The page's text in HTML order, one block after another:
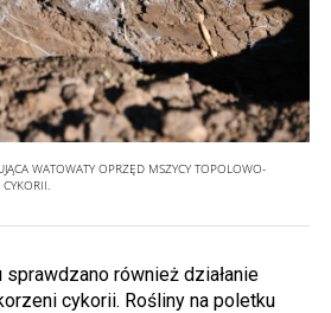
WATOWATY OPRZĘD MSZYCY TOPOLOWO-
również działanie
cykorii. Rośliny na poletku